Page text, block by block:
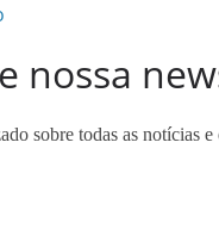
nossa
sobre todas as notícias